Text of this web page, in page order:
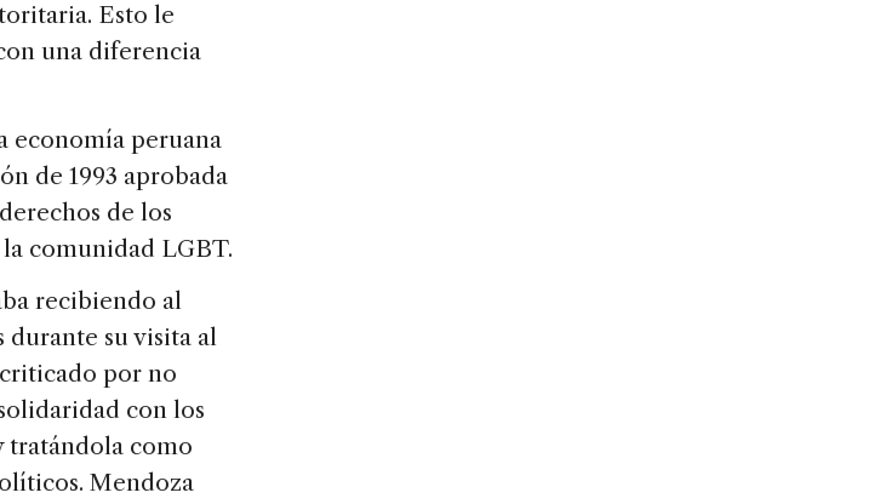
Esto le
una diferencia
economía peruana
de 1993 aprobada
de los
comunidad LGBT.
recibiendo al
su visita al
por no
con los
tratándola como
Mendoza